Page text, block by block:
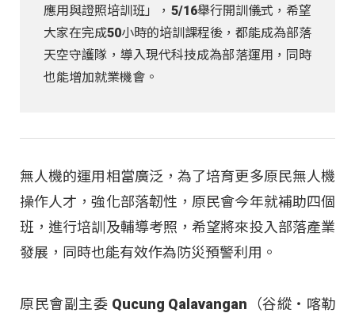
應用與證照培訓班」，5/16舉行開訓儀式，希望
大家在完成50小時的培訓課程後，都能成為部落
天空守護隊，導入現代科技成為部落運用，同時
也能增加就業機會。
無人機的運用相當廣泛，為了培育更多原民無人機
操作人才，強化部落韌性，原民會今年就補助四個
班，進行培訓及輔導考照，希望將來投入部落產業
發展，同時也能有效作為防災預警利用。
原民會副主委 Qucung Qalavangan（谷縱‧喀勒